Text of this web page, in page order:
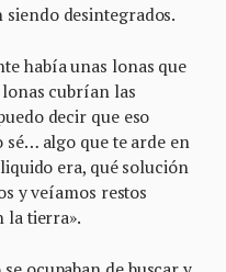
siendo desintegrados.
había unas lonas que
lonas cubrían las
decir que eso
algo que te arde en
era, qué solución
y veíamos restos
la tierra».